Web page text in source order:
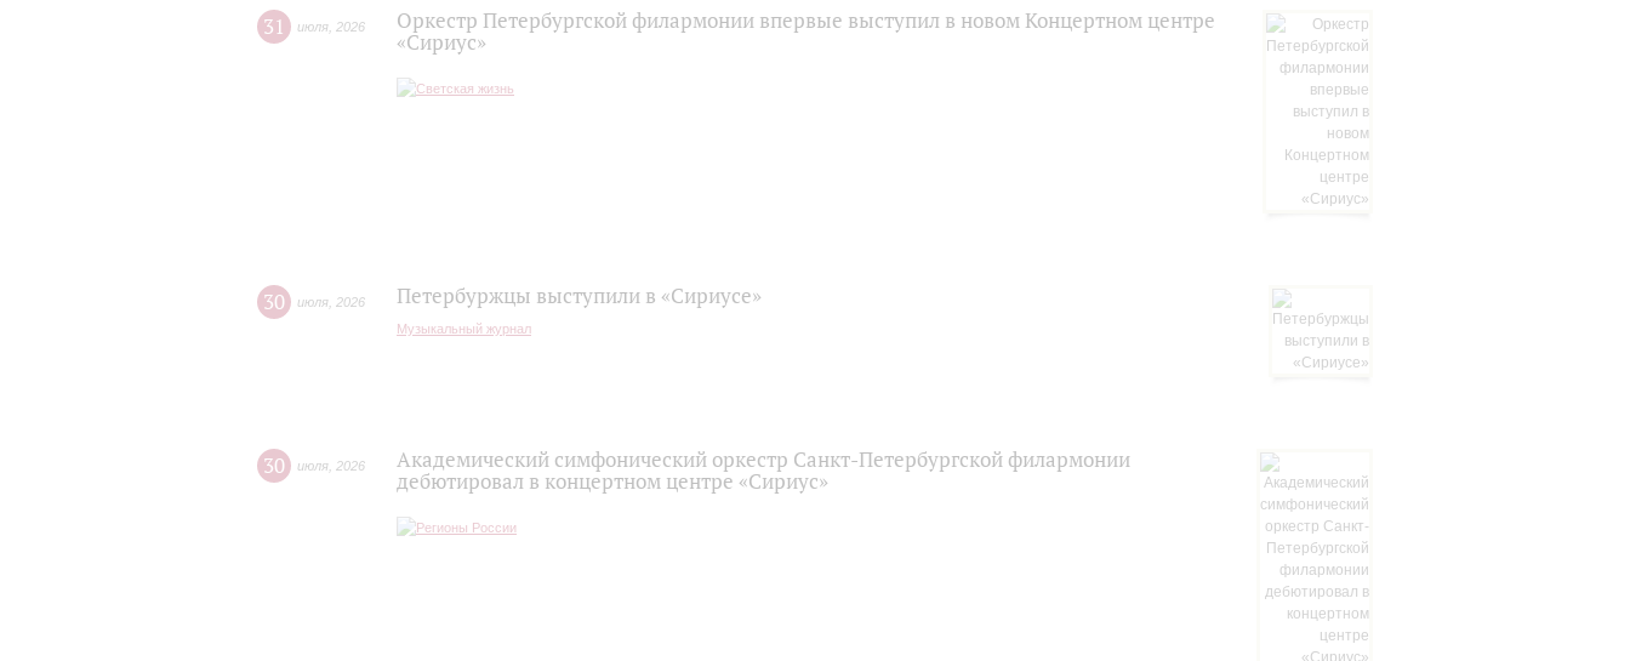
31 июля 2026
Оркестр Петербургской филармонии впервые выступил в новом Концертном центре
«Сириус»
30 июля 2026 Петербуржцы выступили в «Сириусе»
Музыкальный журнал
30 июля 2026
Академический симфонический оркестр Санкт-Петербургской филармонии
дебютировал в концертном центре «Сириус»